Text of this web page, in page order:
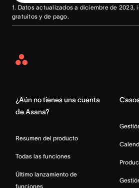
1. Datos actualizados a diciembre de 2023,
gratuitos y de pago.
Asana
¿Aún no tienes una cuenta
de Asana?
Resumen del producto
Todas las funciones
Último lanzamiento de
funciones